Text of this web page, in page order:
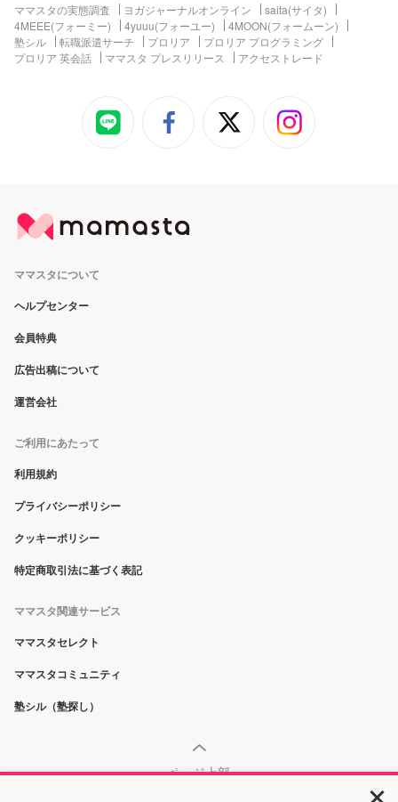
ママスタの実態調査 ヨガジャーナルオンライン
saita(サイタ)
4MEEE(フォーミー)
4yuuu(フォーユー)
4MOON(フォームーン)
塾シル
転職派遣サーチ プロリア
プロリア プログラミング
プロリア 英会話
ママスタ プレスリリース アクセストレード
ママスタについて
ヘルプセンター
会員特典
広告出稿について
運営会社
ご利用にあたって
利用規約
プライバシーポリシー
クッキーポリシー
特定商取引法に基づく表記
ママスタ関連サービス
ママスタセレクト
ママスタコミュニティ
塾シル（塾探し）
ページ上部